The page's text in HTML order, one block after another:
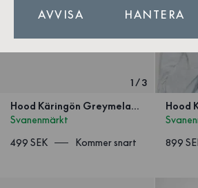
1/3
Hood Käringön Greymelange Barn
Svanenmärkt
499 SEK
Kommer snart
899
AVVISA HANTERA